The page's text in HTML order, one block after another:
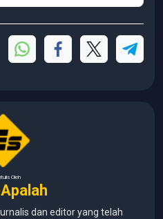
Oleh
dan editor yang telah